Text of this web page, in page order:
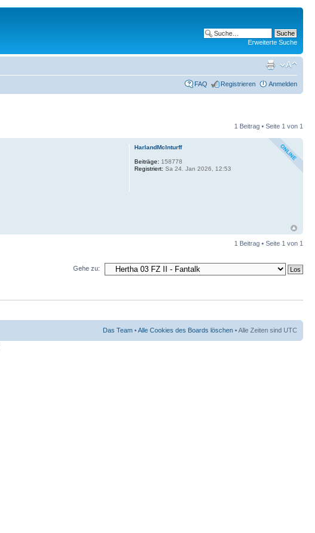
Erweiterte Suche
FAQ Registrieren Anmelden
1 Beitrag • Seite 1 von 1
HarlandMcInturff
Beiträge: 158778
Registriert: Sa 24. Jan 2026, 12:53
1 Beitrag • Seite 1 von 1
Gehe zu:
Das Team •Alle Cookies des Boards löschen • Alle Zeiten sind UTC